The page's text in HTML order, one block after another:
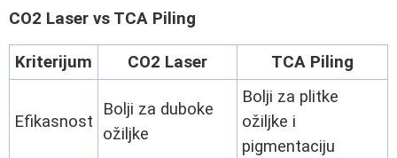
CO2 Laser vs TCA Piling
Kriterijum CO2 Laser TCA Piling
Efikasnost
Bolji za duboke
ožiljke
Bolji za plitke
ožiljke i
pigmentaciju